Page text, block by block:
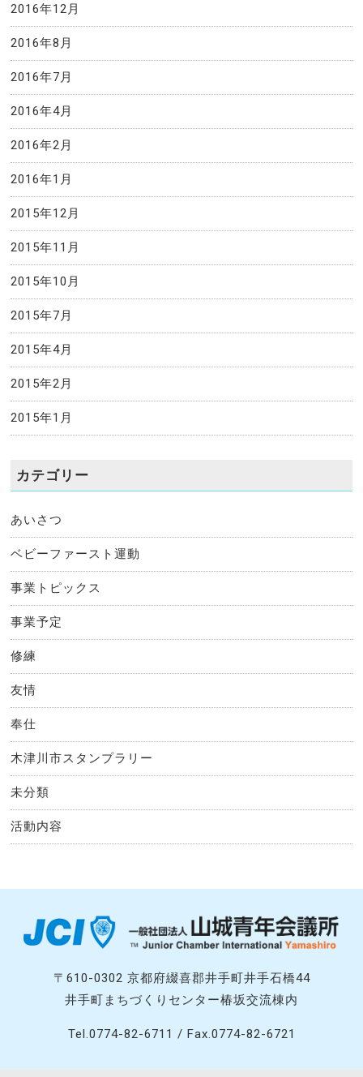
2016年12月
2016年8月
2016年7月
2016年4月
2016年2月
2016年1月
2015年12月
2015年11月
2015年10月
2015年7月
2015年4月
2015年2月
2015年1月
カテゴリー
あいさつ
ベビーファースト運動
事業トピックス
事業予定
修練
友情
奉仕
木津川市スタンプラリー
未分類
活動内容
〒610-0302 京都府綴喜郡井手町井手石橋44
井手町まちづくりセンター椿坂交流棟内
Tel.0774-82-6711 / Fax.0774-82-6721